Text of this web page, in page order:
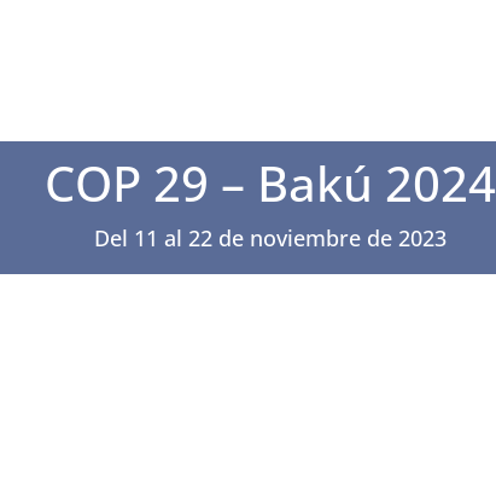
COP 29 – Bakú 2024
Del 11 al 22 de noviembre de 2023